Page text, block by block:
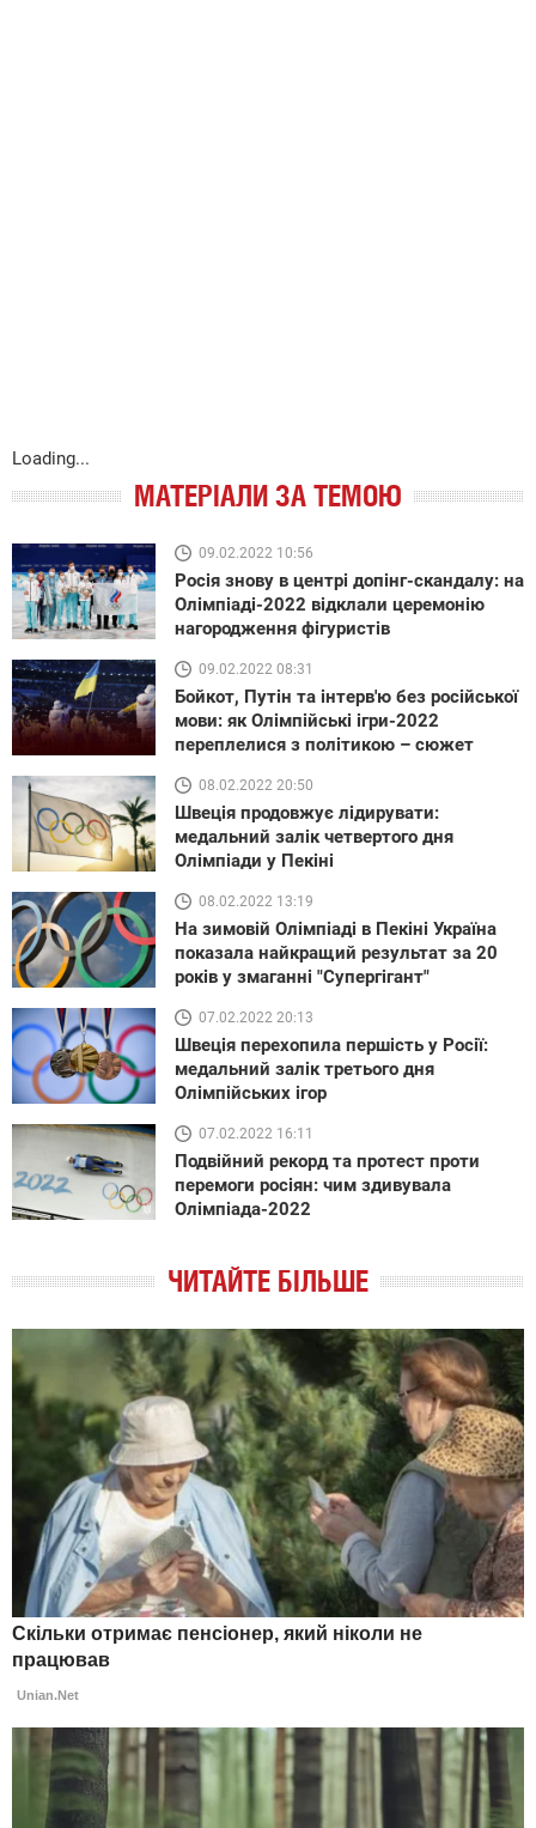
Loading...
МАТЕРІАЛИ ЗА ТЕМОЮ
09.02.2022 10:56
Росія знову в центрі допінг-скандалу: на
Олімпіаді-2022 відклали церемонію
нагородження фігуристів
09.02.2022 08:31
Бойкот, Путін та інтерв'ю без російської
мови: як Олімпійські ігри-2022
переплелися з політикою – сюжет
08.02.2022 20:50
Швеція продовжує лідирувати:
медальний залік четвертого дня
Олімпіади у Пекіні
08.02.2022 13:19
На зимовій Олімпіаді в Пекіні Україна
показала найкращий результат за 20
років у змаганні "Супергігант"
07.02.2022 20:13
Швеція перехопила першість у Росії:
медальний залік третього дня
Олімпійських ігор
07.02.2022 16:11
Подвійний рекорд та протест проти
перемоги росіян: чим здивувала
Олімпіада-2022
ЧИТАЙТЕ БІЛЬШЕ